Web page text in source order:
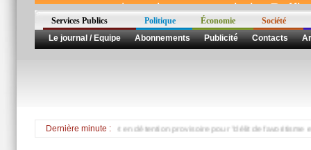
Services Publics Politique Économie
Société
Le journal / Equipe
Abonnements Publicité Contacts
Dernière minute :
mis en examen et en détention provisoire pour "délit de favoritisme et